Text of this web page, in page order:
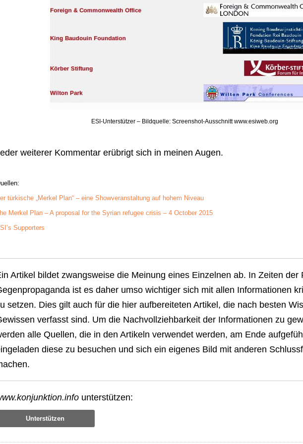
ESI-Unterstützer – Bildquelle: Screenshot-Ausschnitt www.esiweb.org
weiterer Kommentar erübrigt sich in meinen Augen.
türkische „Merkel Plan“ – eine Showveranstaltung auf hohem Niveau
Merkel Plan – A proposal for the Syrian refugee crisis – 4 October 2015
Supporters
Artikel bildet zwangsweise die Meinung eines Einzelnen ab. In Zeiten der
ist es daher umso wichtiger sich mit allen Informationen
setzen. Dies gilt auch für die hier aufbereiteten Artikel, die nach besten
verfasst sind. Um die Nachvollziehbarkeit der Informationen zu
alle Quellen, die in den Artikeln verwendet werden, am Ende
diese zu besuchen und sich ein eigenes Bild mit anderen
unterstützen:
Unterstützen